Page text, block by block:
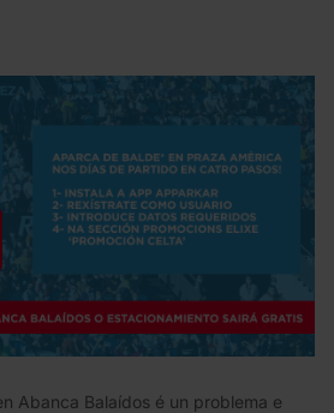
Abanca Balaídos é un problema e